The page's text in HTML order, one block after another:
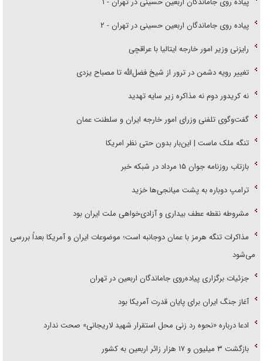
پیاده روی جاماندگان اربعین حسینی در تهران - ۲
رایزنی وزیر امور خارجه ایتالیا با عراقچی
تغییر رویه دشمن در ترور از شیخ فضل‌الله تا مصباح یزدی
نه کریدور دوم نه مذاکره زیر سایه تهدید
گفت‌وگوی تلفنی وزرای امور خارجه ایران و سلطنت عمان
تنگه ملک ماست | این‌بار بدون حتی نظر امریکا
بازتاب روزنامه جوان ۱۵ مرداد در شبکه خبر
ترامپ دوباره به پشت میانجی‌ها خزید
مشروطه نقطه عطف بیداری و آزادی‌خواهی ملت ایران بود
مذاکرات تنگه هرمز با عمان دوجانبه است؛ موضوعات ایران و آمریکا بعداً بررسی
می‌شود
جزئیات برگزاری پیاده‌روی جاماندگان اربعین در تهران
آغاز جنگ ایران برای پایان قدرت آمریکا بود
ادعا درباره «نحوه رد زنی محل استقرار شهید لاریجانی» صحت ندارد
بازگشت ۳ میلیون و ۱۷ هزار زائر اربعین به کشور